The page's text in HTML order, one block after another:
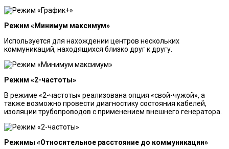
Режим «Минимум максимум»
Используется для нахождении центров нескольких
коммуникаций, находящихся близко друг к другу.
Режим «2-частоты»
В режиме «2-частоты» реализована опция «свой-чужой», а
также возможно провести диагностику состояния кабелей,
изоляции трубопроводов с применением внешнего генератора.
Режимы «Относительное расстояние до коммуникации»